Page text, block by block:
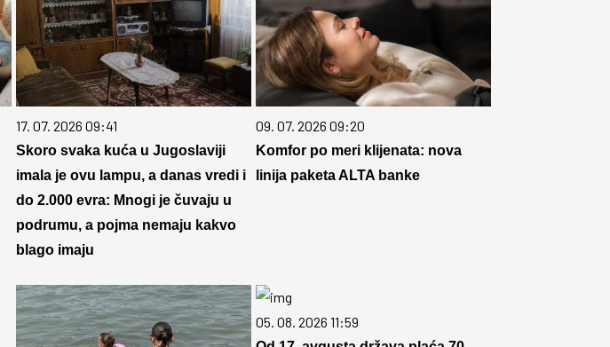
17. 07. 2026 09:41
Skoro svaka kuća u Jugoslaviji
imala je ovu lampu, a danas vredi i
do 2.000 evra: Mnogi je čuvaju u
podrumu, a pojma nemaju kakvo
blago imaju
09. 07. 2026 09:20
Komfor po meri klijenata: nova
linija paketa ALTA banke
05. 08. 2026 11:59